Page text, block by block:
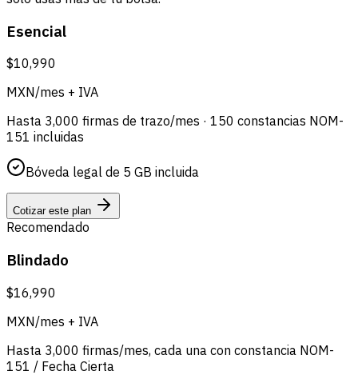
Esencial
$10,990
MXN/mes + IVA
Hasta 3,000 firmas de trazo/mes · 150 constancias NOM-
151 incluidas
Bóveda legal de 5 GB incluida
Cotizar este plan
Recomendado
Blindado
$16,990
MXN/mes + IVA
Hasta 3,000 firmas/mes, cada una con constancia NOM-
151 / Fecha Cierta